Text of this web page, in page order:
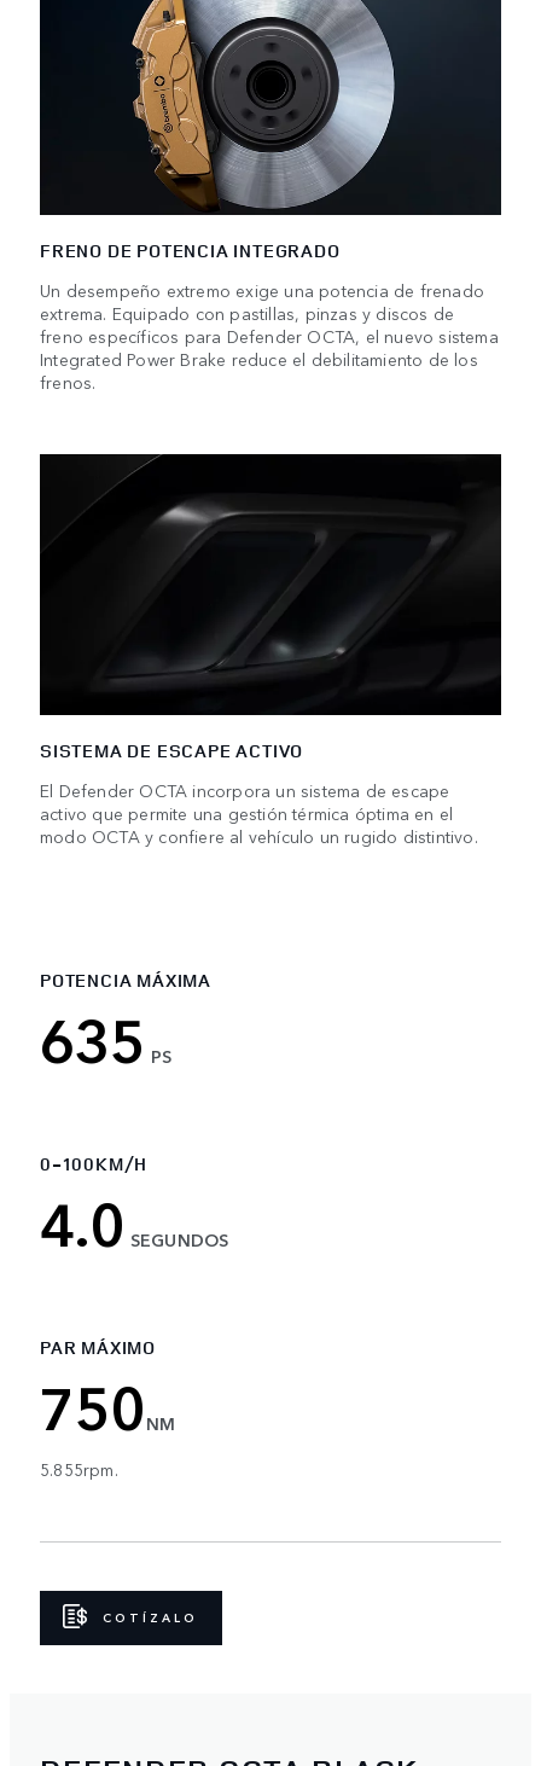
FRENO DE POTENCIA INTEGRADO
Un desempeño extremo exige una potencia de frenado
extrema. Equipado con pastillas, pinzas y discos de
freno específicos para Defender OCTA, el nuevo sistema
Integrated Power Brake reduce el debilitamiento de los
frenos.
SISTEMA DE ESCAPE ACTIVO
El Defender OCTA incorpora un sistema de escape
activo que permite una gestión térmica óptima en el
modo OCTA y confiere al vehículo un rugido distintivo.
POTENCIA MÁXIMA
635 PS
0-100KM/H
4.0 SEGUNDOS
PAR MÁXIMO
750 NM
5.855rpm.
COTÍZALO